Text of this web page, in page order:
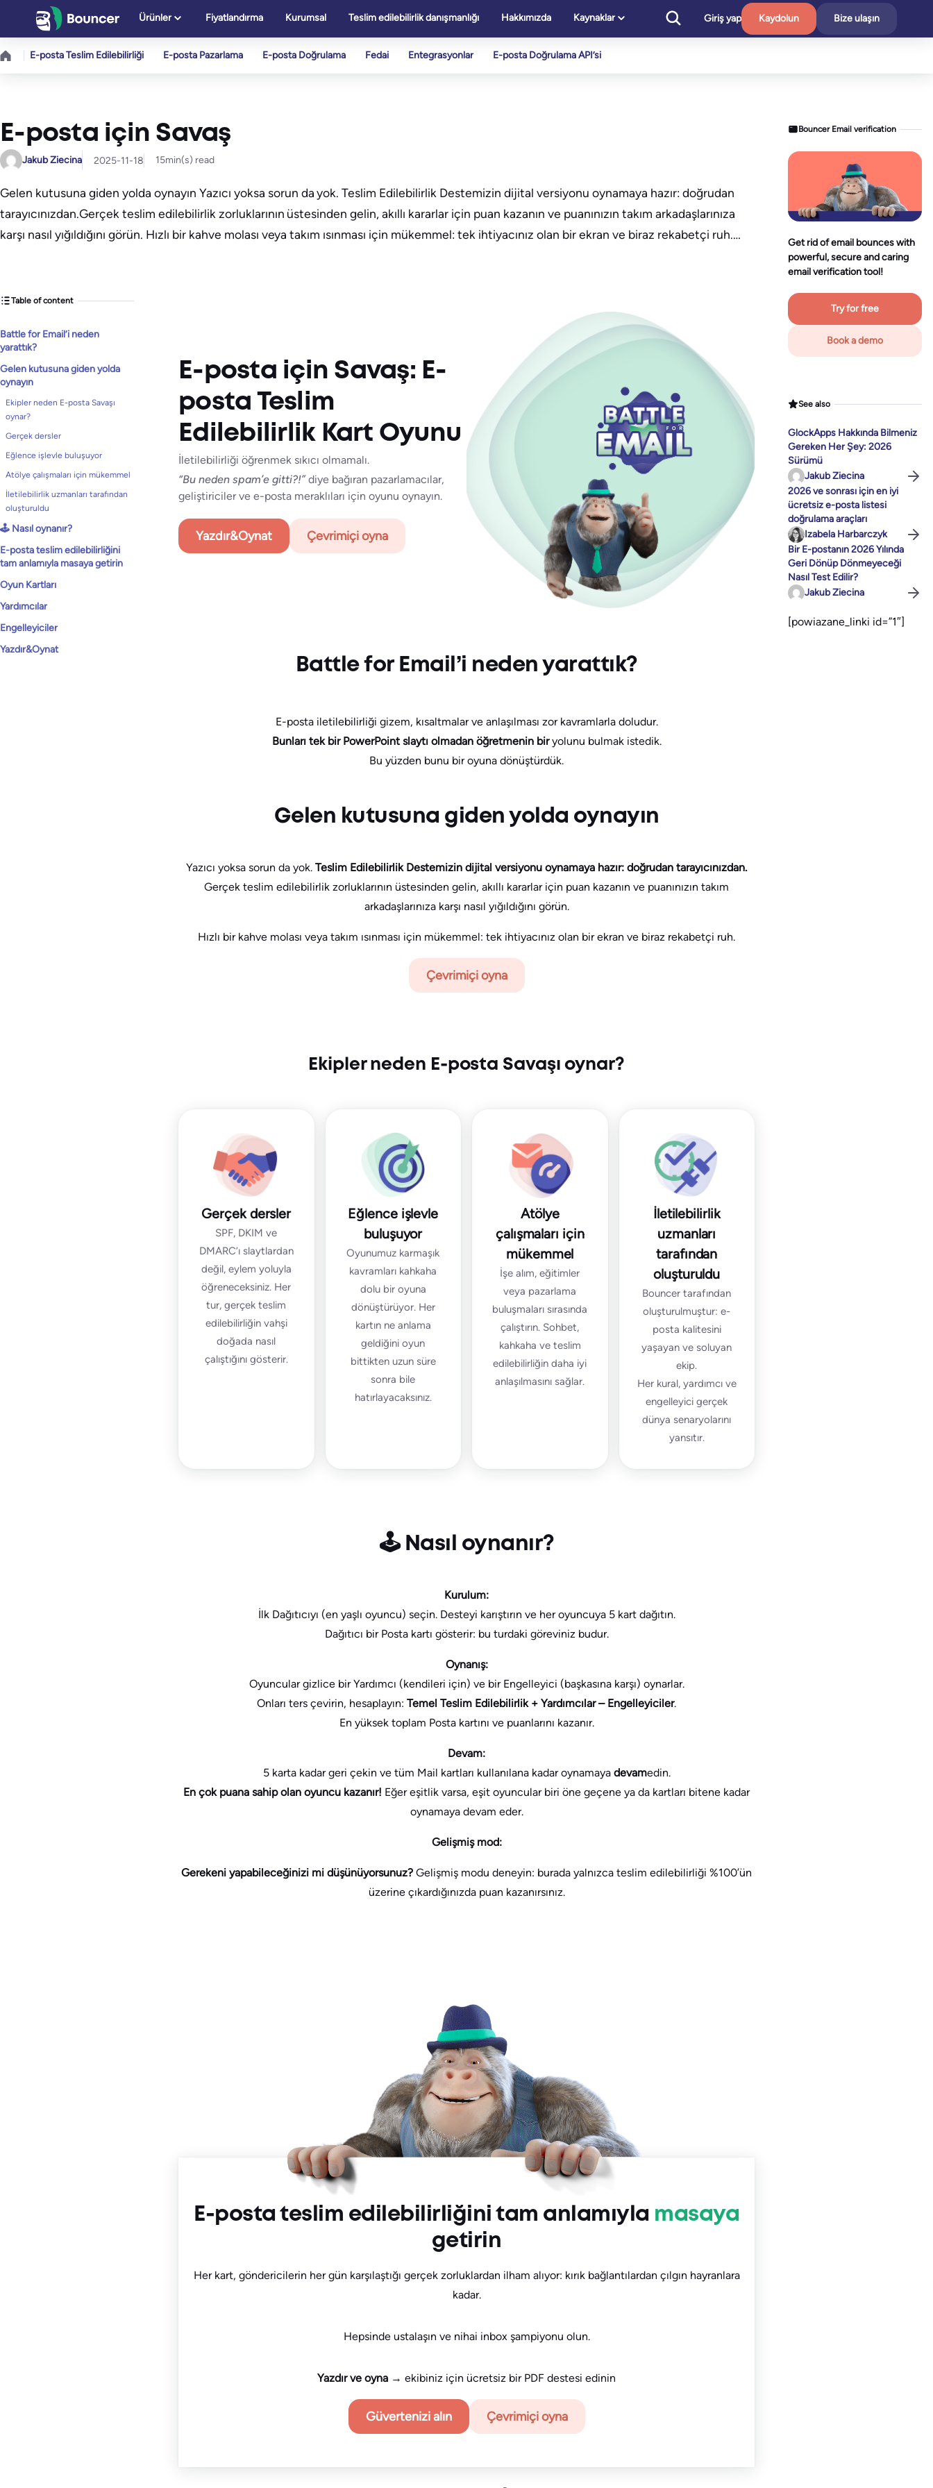
Ürünler Fiyatlandırma Kurumsal Teslim edilebilirlik danışmanlığı Hakkımızda Kaynaklar Giriş yap Kaydolun Bize ulaşın
E-posta Teslim Edilebilirliği E-posta Pazarlama E-posta Doğrulama Fedai Entegrasyonlar E-posta Doğrulama API’si
E-posta için Savaş
Jakub Ziecina 2025-11-18 15min(s) read
Gelen kutusuna giden yolda oynayın Yazıcı yoksa sorun da yok. Teslim Edilebilirlik Destemizin dijital versiyonu oynamaya hazır: doğrudan
tarayıcınızdan.Gerçek teslim edilebilirlik zorluklarının üstesinden gelin, akıllı kararlar için puan kazanın ve puanınızın takım arkadaşlarınıza
karşı nasıl yığıldığını görün. Hızlı bir kahve molası veya takım ısınması için mükemmel: tek ihtiyacınız olan bir ekran ve biraz rekabetçi ruh.…
Table of content
Battle for Email’i neden
yarattık?
Gelen kutusuna giden yolda
oynayın
Ekipler neden E-posta Savaşı
oynar?
Gerçek dersler
Eğlence işlevle buluşuyor
Atölye çalışmaları için mükemmel
İletilebilirlik uzmanları tarafından
oluşturuldu
🕹️ Nasıl oynanır?
E-posta teslim edilebilirliğini
tam anlamıyla masaya getirin
Oyun Kartları
Yardımcılar
Engelleyiciler
Yazdır&Oynat
E-posta için Savaş: E-
posta Teslim
Edilebilirlik Kart Oyunu
İletilebilirliği öğrenmek sıkıcı olmamalı.
“Bu neden spam’e gitti?!”diye bağıran pazarlamacılar,
geliştiriciler ve e-posta meraklıları için oyunu oynayın.
Yazdır&Oynat Çevrimiçi oyna
Battle for Email’i neden yarattık?
E-posta iletilebilirliği gizem, kısaltmalar ve anlaşılması zor kavramlarla doludur.
Bunları tek bir PowerPoint slaytı olmadan öğretmenin biryolunu bulmak istedik.
Bu yüzden bunu bir oyuna dönüştürdük.
Gelen kutusuna giden yolda oynayın
Yazıcı yoksa sorun da yok. Teslim Edilebilirlik Destemizin dijital versiyonu oynamaya hazır: doğrudan tarayıcınızdan.
Gerçek teslim edilebilirlik zorluklarının üstesinden gelin, akıllı kararlar için puan kazanın ve puanınızın takım
arkadaşlarınıza karşı nasıl yığıldığını görün.
Hızlı bir kahve molası veya takım ısınması için mükemmel: tek ihtiyacınız olan bir ekran ve biraz rekabetçi ruh.
Çevrimiçi oyna
Ekipler neden E-posta Savaşı oynar?
Gerçek dersler
SPF, DKIM ve
DMARC’ı slaytlardan
değil, eylem yoluyla
öğreneceksiniz. Her
tur, gerçek teslim
edilebilirliğin vahşi
doğada nasıl
çalıştığını gösterir.
Eğlence işlevle
buluşuyor
Oyunumuz karmaşık
kavramları kahkaha
dolu bir oyuna
dönüştürüyor. Her
kartın ne anlama
geldiğini oyun
bittikten uzun süre
sonra bile
hatırlayacaksınız.
Atölye
çalışmaları için
mükemmel
İşe alım, eğitimler
veya pazarlama
buluşmaları sırasında
çalıştırın. Sohbet,
kahkaha ve teslim
edilebilirliğin daha iyi
anlaşılmasını sağlar.
İletilebilirlik
uzmanları
tarafından
oluşturuldu
Bouncer tarafından
oluşturulmuştur: e-
posta kalitesini
yaşayan ve soluyan
ekip.
Her kural, yardımcı ve
engelleyici gerçek
dünya senaryolarını
yansıtır.
🕹️ Nasıl oynanır?
Kurulum:
İlk Dağıtıcıyı (en yaşlı oyuncu) seçin. Desteyi karıştırın ve her oyuncuya 5 kart dağıtın.
Dağıtıcı bir Posta kartı gösterir: bu turdaki göreviniz budur.
Oynanış:
Oyuncular gizlice bir Yardımcı (kendileri için) ve bir Engelleyici (başkasına karşı) oynarlar.
Onları ters çevirin, hesaplayın: Temel Teslim Edilebilirlik + Yardımcılar – Engelleyiciler.
En yüksek toplam Posta kartını ve puanlarını kazanır.
Devam:
5 karta kadar geri çekin ve tüm Mail kartları kullanılana kadar oynamaya devamedin.
En çok puana sahip olan oyuncu kazanır! Eğer eşitlik varsa, eşit oyuncular biri öne geçene ya da kartları bitene kadar
oynamaya devam eder.
Gelişmiş mod:
Gerekeni yapabileceğinizi mi düşünüyorsunuz? Gelişmiş modu deneyin: burada yalnızca teslim edilebilirliği %100’ün
üzerine çıkardığınızda puan kazanırsınız.
E-posta teslim edilebilirliğini tam anlamıyla masaya
getirin
Her kart, göndericilerin her gün karşılaştığı gerçek zorluklardan ilham alıyor: kırık bağlantılardan çılgın hayranlara
kadar.
Hepsinde ustalaşın ve nihai inbox şampiyonu olun.
Yazdır ve oyna → ekibiniz için ücretsiz bir PDF destesi edinin
Güvertenizi alın Çevrimiçi oyna
Bouncer Email verification
Get rid of email bounces with
powerful, secure and caring
email verification tool!
Try for free
Book a demo
See also
GlockApps Hakkında Bilmeniz
Gereken Her Şey: 2026
Sürümü
Jakub Ziecina
2026 ve sonrası için en iyi
ücretsiz e-posta listesi
doğrulama araçları
Izabela Harbarczyk
Bir E-postanın 2026 Yılında
Geri Dönüp Dönmeyeceği
Nasıl Test Edilir?
Jakub Ziecina
[powiazane_linki id=”1″]